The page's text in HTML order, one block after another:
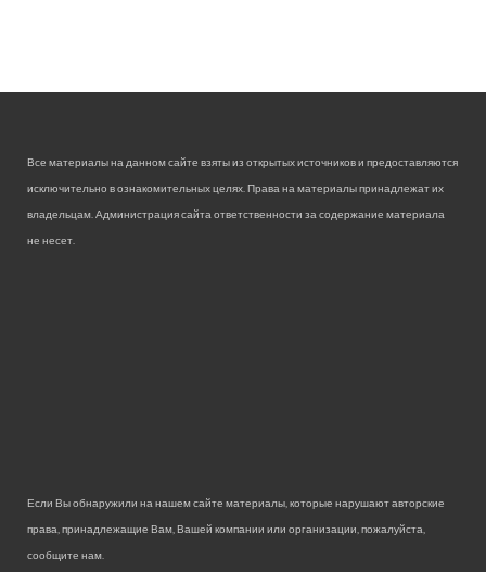
Все материалы на данном сайте взяты из открытых источников и предоставляются
исключительно в ознакомительных целях. Права на материалы принадлежат их
владельцам. Администрация сайта ответственности за содержание материала
не несет.
Если Вы обнаружили на нашем сайте материалы, которые нарушают авторские
права, принадлежащие Вам, Вашей компании или организации, пожалуйста,
сообщите нам.